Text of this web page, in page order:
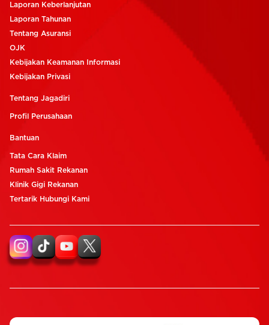
Laporan Keberlanjutan
Laporan Tahunan
Tentang Asuransi
OJK
Kebijakan Keamanan Informasi
Kebijakan Privasi
Tentang Jagadiri
Profil Perusahaan
Bantuan
Tata Cara Klaim
Rumah Sakit Rekanan
Klinik Gigi Rekanan
Tertarik Hubungi Kami